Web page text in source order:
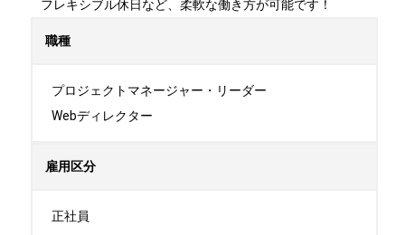
フレキシブル休日など、柔軟な働き方が可能です！
職種
プロジェクトマネージャー・リーダー
Webディレクター
雇用区分
正社員